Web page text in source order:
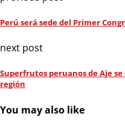
Perú será sede del Primer
next post
Superfrutos peruanos de Aje
región
You may also like